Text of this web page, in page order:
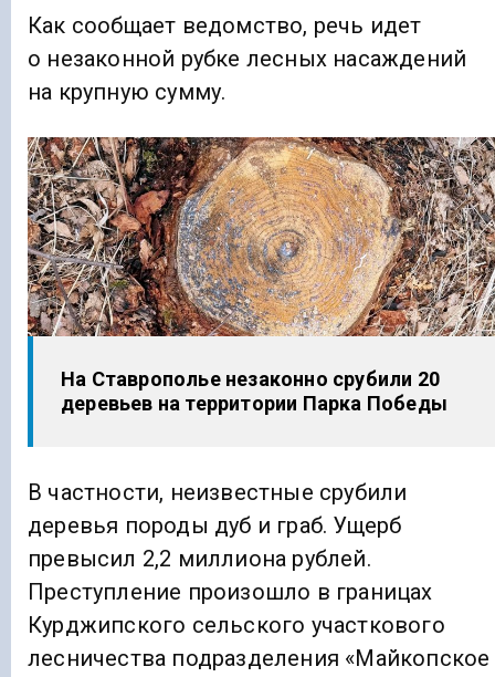
Как сообщает ведомство, речь идет
о незаконной рубке лесных насаждений
на крупную сумму.
На Ставрополье незаконно срубили 20
деревьев на территории Парка Победы
В частности, неизвестные срубили
деревья породы дуб и граб. Ущерб
превысил 2,2 миллиона рублей.
Преступление произошло в границах
Курджипского сельского участкового
лесничества подразделения «Майкопское